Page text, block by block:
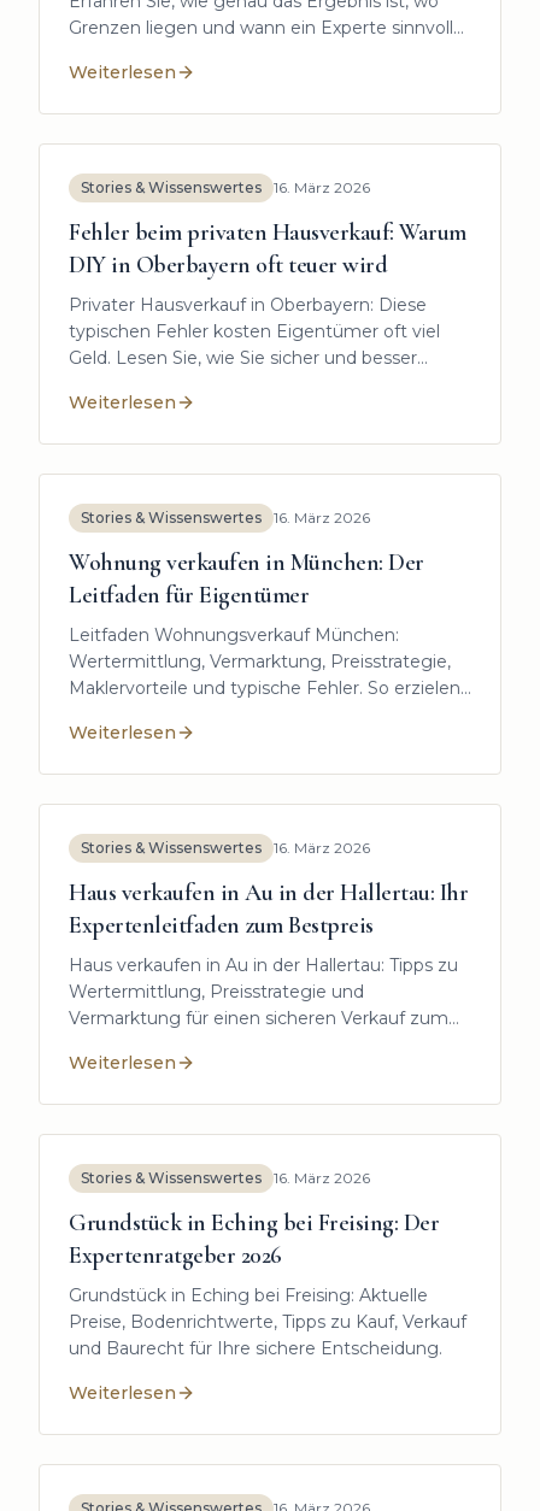
Grenzen liegen und wann ein Experte sinnvoll
Weiterlesen
:Immobilienbewertung kostenlos online: Wie genau
Stories & Wissenswertes 16. März 2026
Fehler beim privaten Hausverkauf: Warum
DIY in Oberbayern oft teuer wird
Privater Hausverkauf in Oberbayern: Diese
typischen Fehler kosten Eigentümer oft viel
Geld. Lesen Sie, wie Sie sicher und besser
Weiterlesen
:Fehler beim privaten Hausverkauf: Warum DIY in
Stories & Wissenswertes 16. März 2026
Wohnung verkaufen in München: Der
Leitfaden für Eigentümer
Leitfaden Wohnungsverkauf München:
Wertermittlung, Vermarktung, Preisstrategie,
Maklervorteile und typische Fehler. So erzielen
Weiterlesen
:Wohnung verkaufen in München: Der Leitfaden für
Stories & Wissenswertes 16. März 2026
Haus verkaufen in Au in der Hallertau: Ihr
Expertenleitfaden zum Bestpreis
Haus verkaufen in Au in der Hallertau: Tipps zu
Wertermittlung, Preisstrategie und
Vermarktung für einen sicheren Verkauf zum
Weiterlesen
:Haus verkaufen in Au in der Hallertau: Ihr
Stories & Wissenswertes 16. März 2026
Grundstück in Eching bei Freising: Der
Expertenratgeber 2026
Grundstück in Eching bei Freising: Aktuelle
Preise, Bodenrichtwerte, Tipps zu Kauf, Verkauf
und Baurecht für Ihre sichere Entscheidung.
Weiterlesen
:Grundstück in Eching bei Freising: Der